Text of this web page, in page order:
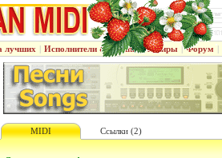
лучших | Исполнители & группы | Жанры | Форум |
MIDI Ссылки (2)